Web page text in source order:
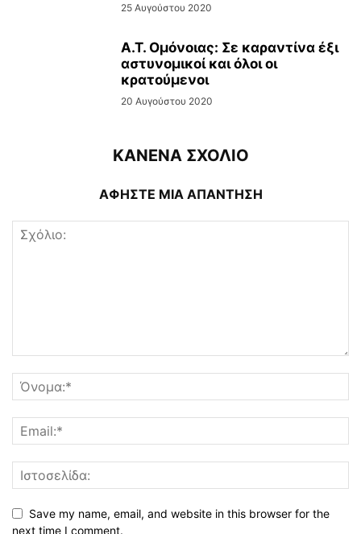
25 Αυγούστου 2020
Α.Τ. Ομόνοιας: Σε καραντίνα έξι
αστυνομικοί και όλοι οι
κρατούμενοι
20 Αυγούστου 2020
ΚΑΝΕΝΑ ΣΧΟΛΙΟ
ΑΦΗΣΤΕ ΜΙΑ ΑΠΑΝΤΗΣΗ
Save my name, email, and website in this browser for the
next time I comment.